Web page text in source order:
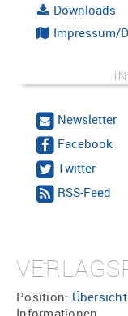
Downloads
Impressum/
Newsletter
Facebook
Twitter
RSS-Feed
Position: Übersicht